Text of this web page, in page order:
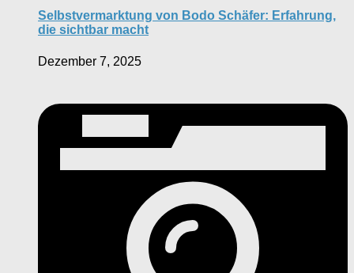
Selbstvermarktung von Bodo Schäfer: Erfahrung,
die sichtbar macht
Dezember 7, 2025